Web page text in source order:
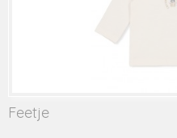
Feetje